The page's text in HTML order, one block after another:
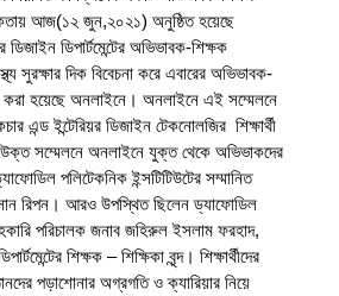
আজ(১২ জুন,২০২১) অনুষ্ঠিত হয়েছে
ডিজাইন ডিপার্টমেন্টের অভিভাবক-শিক্ষক
সুরক্ষার দিক বিবেচনা করে এবারের অভিভাবক-
হয়েছে অনলাইনে। অনলাইনে এই সম্মেলনে
এন্ড ইন্টেরিয়র ডিজাইন টেকনোলজির  শিক্ষার্থী
সম্মেলনে অনলাইনে যুক্ত থেকে অভিভাকদের
পলিটেকনিক ইন্সটিটিউটের সম্মানিত
রিপন। আরও উপস্থিত ছিলেন ড্যাফোডিল
পরিচালক জনাব জহিরুল ইসলাম ফরহাদ,
শিক্ষক – শিক্ষিকা বৃন্দ। শিক্ষার্থীদের
পড়াশোনার অগ্রগতি ও ক্যারিয়ার নিয়ে